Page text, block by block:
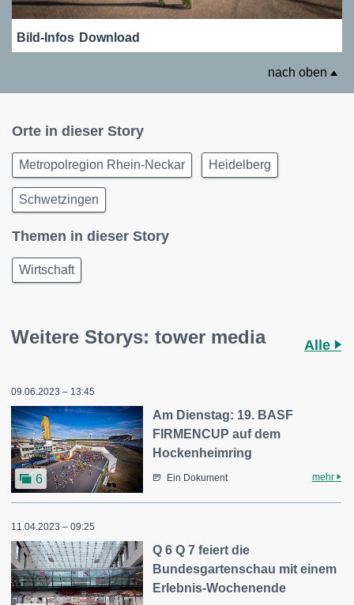
Bild-Infos Download
nach oben
Orte in dieser Story
Metropolregion Rhein-Neckar Heidelberg
Schwetzingen
Themen in dieser Story
Wirtschaft
Weitere Storys: tower media Alle
09.06.2023 – 13:45
6
Am Dienstag: 19. BASF
FIRMENCUP auf dem
Hockenheimring
Ein Dokument mehr
11.04.2023 – 09:25
Q 6 Q 7 feiert die
Bundesgartenschau mit einem
Erlebnis-Wochenende